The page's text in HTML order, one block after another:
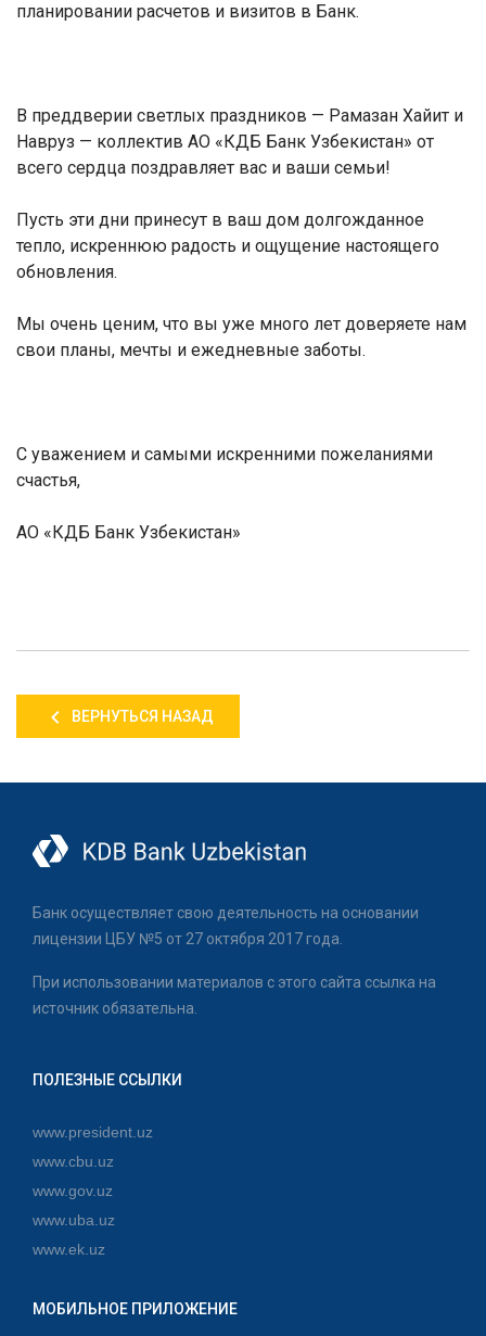
планировании расчетов и визитов в Банк.
В преддверии светлых праздников — Рамазан Хайит и
Навруз — коллектив АО «КДБ Банк Узбекистан» от
всего сердца поздравляет вас и ваши семьи!
Пусть эти дни принесут в ваш дом долгожданное
тепло, искреннюю радость и ощущение настоящего
обновления.
Мы очень ценим, что вы уже много лет доверяете нам
свои планы, мечты и ежедневные заботы.
С уважением и самыми искренними пожеланиями
счастья,
АО «КДБ Банк Узбекистан»
ВЕРНУТЬСЯ НАЗАД
Банк осуществляет свою деятельность на основании
лицензии ЦБУ №5 от 27 октября 2017 года.
При использовании материалов с этого сайта ссылка на
источник обязательна.
ПОЛЕЗНЫЕ ССЫЛКИ
www.president.uz
www.cbu.uz
www.gov.uz
www.uba.uz
www.ek.uz
МОБИЛЬНОЕ ПРИЛОЖЕНИЕ